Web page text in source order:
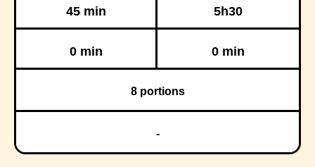
45 min 5h30
0 min 0 min
8portions
-